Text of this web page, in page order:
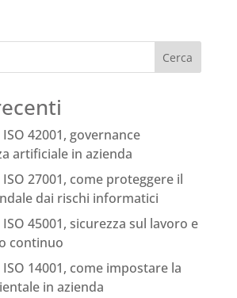
Cerca
42001, governance
artificiale in azienda
27001, come proteggere il
dai rischi informatici
45001, sicurezza sul lavoro e
continuo
14001, come impostare la
in azienda